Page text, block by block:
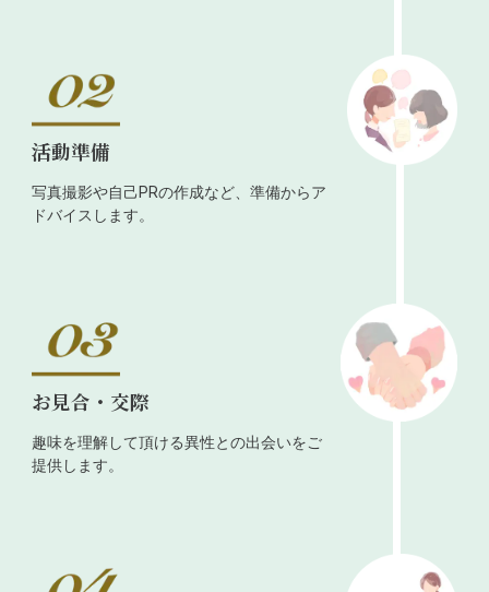
活動準備
写真撮影や自己PRの作成など、準備からア
ドバイスします。
お見合・交際
趣味を理解して頂ける異性との出会いをご
提供します。